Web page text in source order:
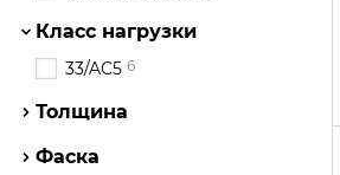
Класс нагрузки
33/AC5 6
Толщина
Фаска